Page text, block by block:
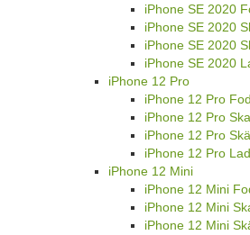
iPhone SE 2020
iPhone SE 2020
iPhone SE 2020
iPhone SE 2020
iPhone 12 Pro
iPhone 12 Pro
iPhone 12 Pro
iPhone 12 Pro
iPhone 12 Pro
iPhone 12 Mini
iPhone 12 Mini
iPhone 12 Mini
iPhone 12 Mini